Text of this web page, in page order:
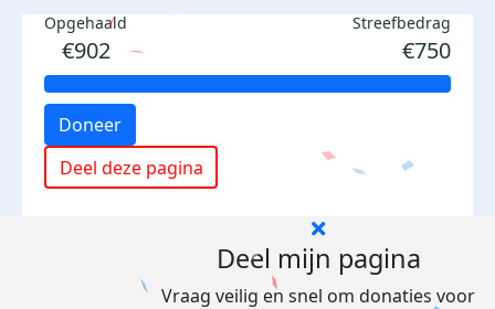
Opgehaald
€902
Streefbedrag
€750
Doneer
Deel deze pagina
Deel mijn pagina
Vraag veilig en snel om donaties voor